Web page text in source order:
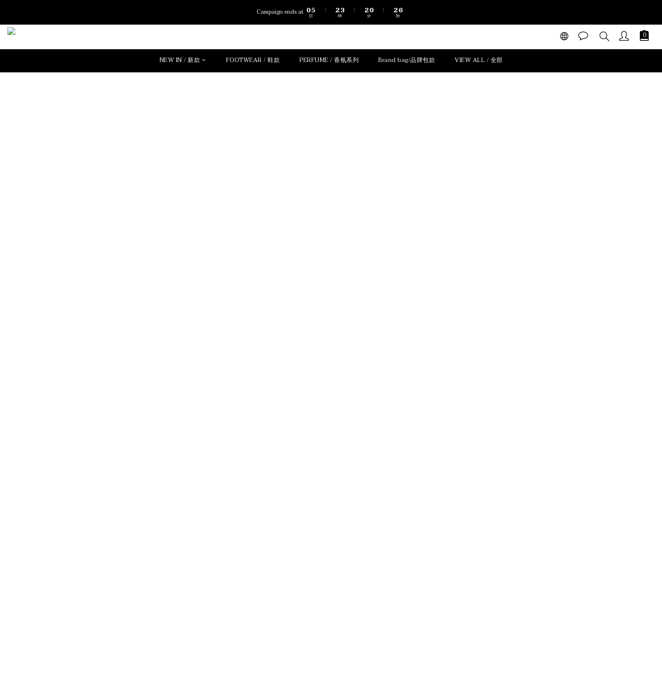
Campaign ends at 05
4
3
日
:
2
1
0
3
2
1
時
:
2
1
0
0
分
:
2
1
0
5
4
3
秒
NEW IN / 新款 FOOTWEAR / 鞋款 PERFUME / 香氛系列 Brand bag/品牌包款 VIEW ALL / 全部